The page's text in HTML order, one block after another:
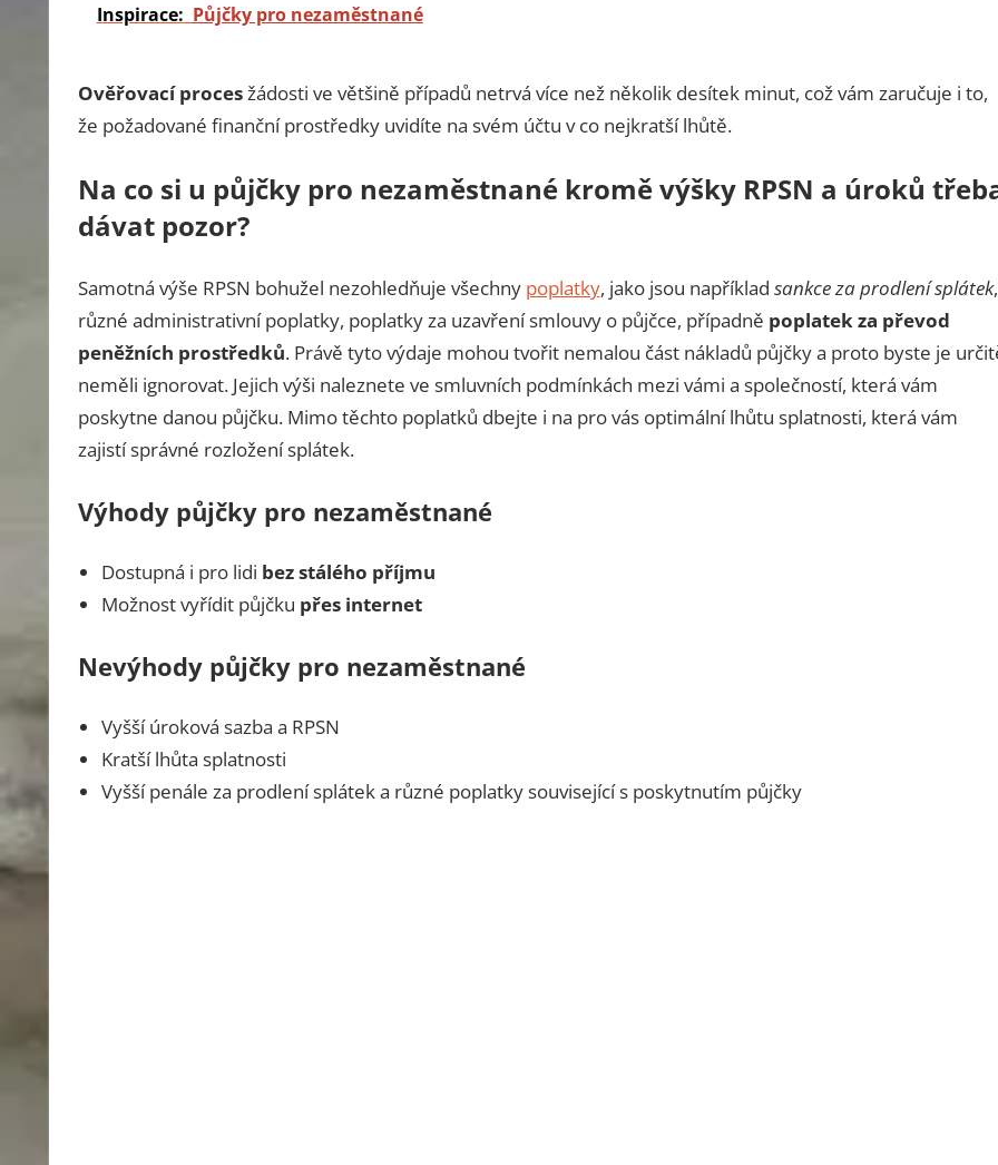
Inspirace: Půjčky pro nezaměstnané
Ověřovací procesžádosti ve většině případů netrvá více než několik desítek minut, což vám zaručuje i to,
že požadované finanční prostředky uvidíte na svém účtu v co nejkratší lhůtě.
Na co si u půjčky pro nezaměstnané kromě výšky RPSN a úroků
dávat pozor?
Samotná výše RPSN bohužel nezohledňuje všechny poplatky, jako jsou například sankce za prodlení splátek,
různé administrativní poplatky, poplatky za uzavření smlouvy o půjčce, případně poplatek za převod
peněžních prostředků. Právě tyto výdaje mohou tvořit nemalou část nákladů půjčky a proto byste je
neměli ignorovat. Jejich výši naleznete ve smluvních podmínkách mezi vámi a společností, která vám
poskytne danou půjčku. Mimo těchto poplatků dbejte i na pro vás optimální lhůtu splatnosti, která vám
zajistí správné rozložení splátek.
Výhody půjčky pro nezaměstnané
Dostupná i pro lidi bez stálého příjmu
Možnost vyřídit půjčku přes internet
Nevýhody půjčky pro nezaměstnané
Vyšší úroková sazba a RPSN
Kratší lhůta splatnosti
Vyšší penále za prodlení splátek a různé poplatky související s poskytnutím půjčky